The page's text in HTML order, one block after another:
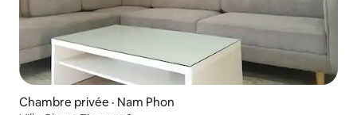
Chambre privée · Nam Phon